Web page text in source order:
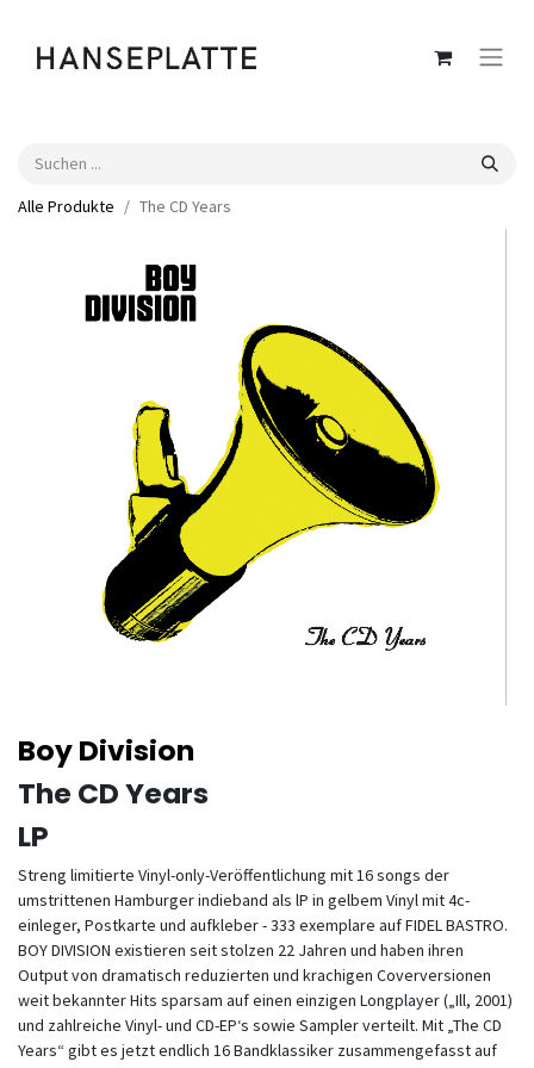
Alle Produkte The CD Years
Boy Division
The CD Years
LP
Streng limitierte Vinyl-only-Veröffentlichung mit 16 songs der
umstrittenen Hamburger indieband als lP in gelbem Vinyl mit 4c-
einleger, Postkarte und aufkleber - 333 exemplare auf FIDEL BASTRO.
BOY DIVISION existieren seit stolzen 22 Jahren und haben ihren
Output von dramatisch reduzierten und krachigen Coverversionen
weit bekannter Hits sparsam auf einen einzigen Longplayer („Ill, 2001)
und zahlreiche Vinyl- und CD-EP‘s sowie Sampler verteilt. Mit „The CD
Years“ gibt es jetzt endlich 16 Bandklassiker zusammengefasst auf